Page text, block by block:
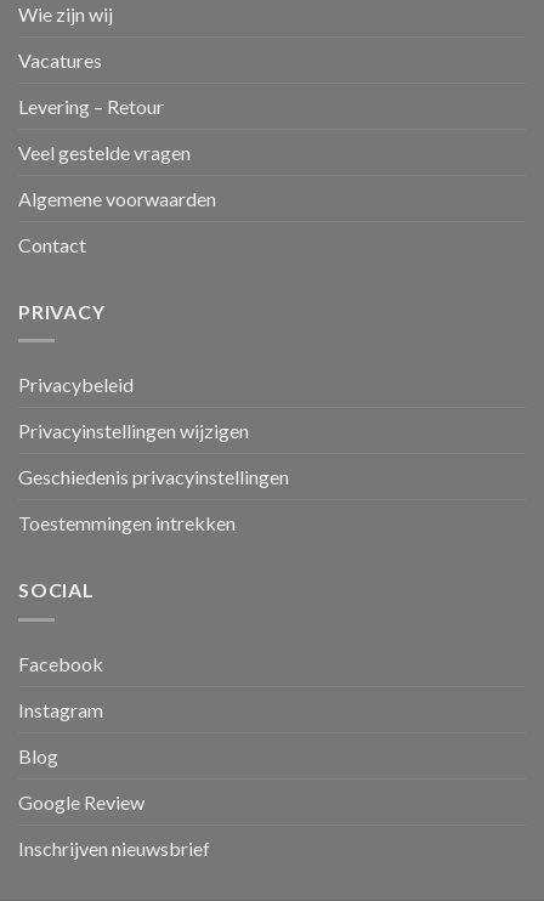
Wie zijn wij
Vacatures
Levering – Retour
Veel gestelde vragen
Algemene voorwaarden
Contact
PRIVACY
Privacybeleid
Privacyinstellingen wijzigen
Geschiedenis privacyinstellingen
Toestemmingen intrekken
SOCIAL
Facebook
Instagram
Blog
Google Review
Inschrijven nieuwsbrief